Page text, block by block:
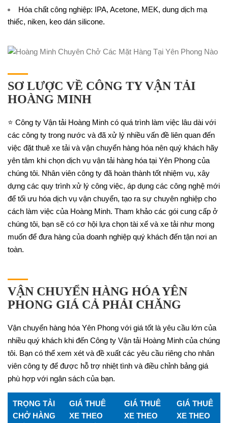
Hóa chất công nghiệp: IPA, Acetone, MEK, dung dịch mạ
thiếc, niken, keo dán silicone.
SƠ LƯỢC VỀ CÔNG TY VẬN TẢI
HOÀNG MINH
⭐ Công ty Vận tải Hoàng Minh có quá trình làm việc lâu dài với
các công ty trong nước và đã xử lý nhiều vấn đề liên quan đến
việc đặt thuê xe tải và vận chuyển hàng hóa nên quý khách hãy
yên tâm khi chọn dịch vụ vận tải hàng hóa tại Yên Phong của
chúng tôi. Nhân viên công ty đã hoàn thành tốt nhiệm vụ, xây
dựng các quy trình xử lý công việc, áp dụng các công nghệ mới
để tối ưu hóa dịch vụ vận chuyển, tạo ra sự chuyên nghiệp cho
cách làm việc của Hoàng Minh. Tham khảo các gói cung cấp ở
chúng tôi, bạn sẽ có cơ hội lựa chọn tài xế và xe tải như mong
muốn để đưa hàng của doanh nghiệp quý khách đến tận nơi an
toàn.
VẬN CHUYỂN HÀNG HÓA YÊN
PHONG GIÁ CẢ PHẢI CHĂNG
Vận chuyển hàng hóa Yên Phong với giá tốt là yêu cầu lớn của
nhiều quý khách khi đến Công ty Vận tải Hoàng Minh của chúng
tôi. Bạn có thể xem xét và đề xuất các yêu cầu riêng cho nhân
viên công ty để được hỗ trợ nhiệt tình và điều chỉnh bảng giá
phù hợp với ngân sách của bạn.
TRỌNG TẢI
CHỞ HÀNG
GIÁ THUÊ
XE THEO
GIÁ THUÊ
XE THEO
GIÁ THUÊ
XE THEO